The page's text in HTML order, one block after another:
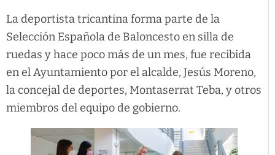
La deportista tricantina forma parte de la
Selección Española de Baloncesto en silla de
ruedas y hace poco más de un mes, fue recibida
en el Ayuntamiento por el alcalde, Jesús Moreno,
la concejal de deportes, Montaserrat Teba, y otros
miembros del equipo de gobierno.